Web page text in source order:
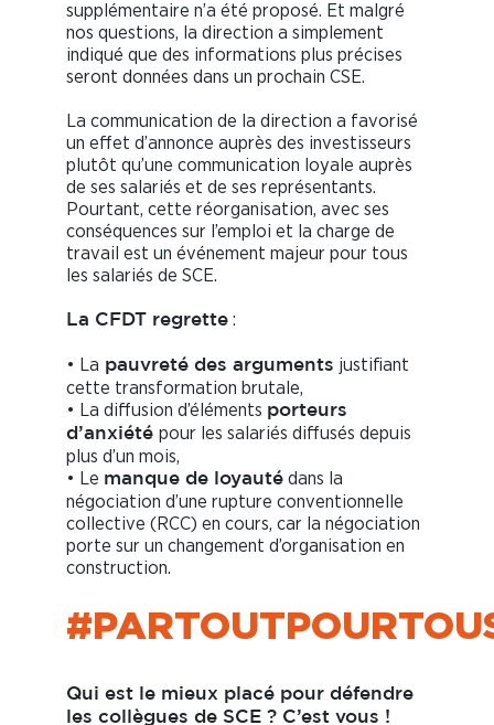
supplémentaire n’a été proposé. Et malgré
nos questions, la direction a simplement
indiqué que des informations plus précises
seront données dans un prochain CSE.
La communication de la direction a favorisé
un effet d’annonce auprès des investisseurs
plutôt qu’une communication loyale auprès
de ses salariés et de ses représentants.
Pourtant, cette réorganisation, avec ses
conséquences sur l’emploi et la charge de
travail est un événement majeur pour tous
les salariés de SCE.
La CFDT regrette :
• La pauvreté des arguments justifiant
cette transformation brutale,
• La diffusion d’éléments porteurs
d’anxiété pour les salariés diffusés depuis
plus d’un mois,
• Le manque de loyauté dans la
négociation d’une rupture conventionnelle
collective (RCC) en cours, car la négociation
porte sur un changement d’organisation en
construction.
Qui est le mieux placé pour défendre
les collègues de SCE ? C’est vous !